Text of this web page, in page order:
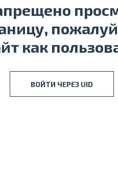
как
ВОЙТИ ЧЕРЕЗ UID